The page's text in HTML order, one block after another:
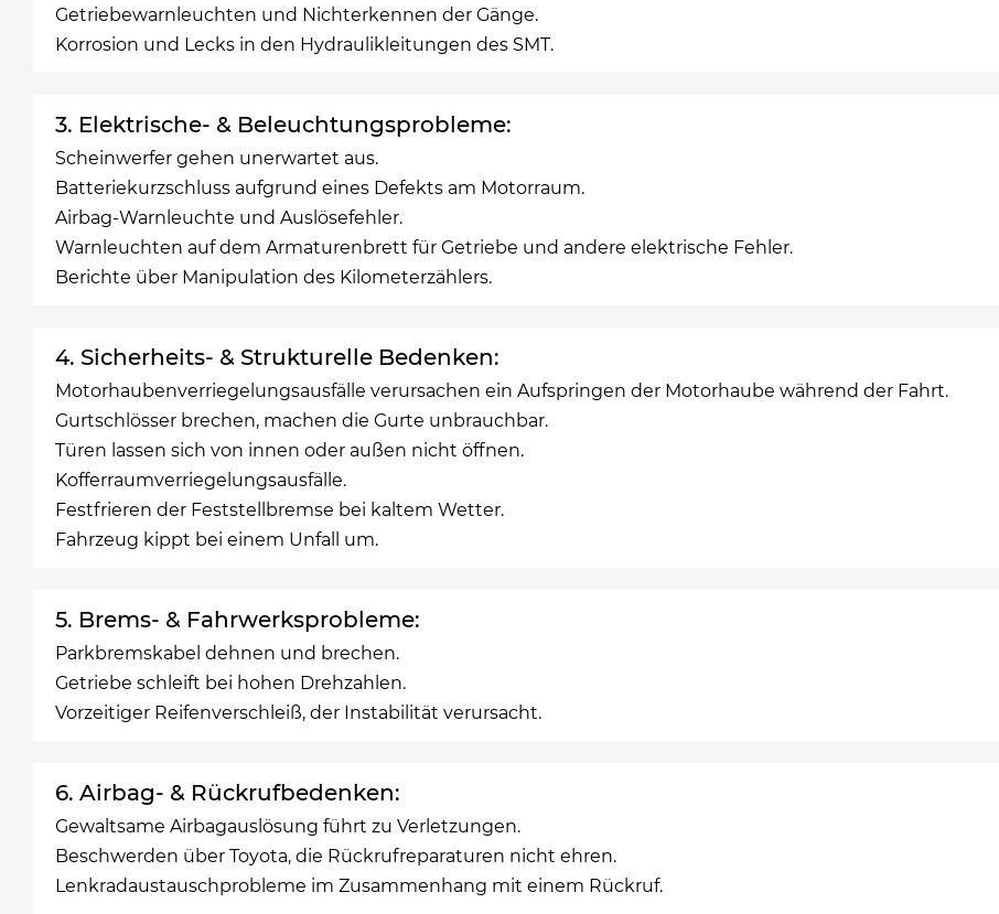
Getriebewarnleuchten und Nichterkennen der Gänge.
Korrosion und Lecks in den Hydraulikleitungen des SMT.
3. Elektrische- & Beleuchtungsprobleme:
Scheinwerfer gehen unerwartet aus.
Batteriekurzschluss aufgrund eines Defekts am Motorraum.
Airbag-Warnleuchte und Auslösefehler.
Warnleuchten auf dem Armaturenbrett für Getriebe und andere elektrische Fehler.
Berichte über Manipulation des Kilometerzählers.
4. Sicherheits- & Strukturelle Bedenken:
Motorhaubenverriegelungsausfälle verursachen ein Aufspringen der Motorhaube während der Fahrt.
Gurtschlösser brechen, machen die Gurte unbrauchbar.
Türen lassen sich von innen oder außen nicht öffnen.
Kofferraumverriegelungsausfälle.
Festfrieren der Feststellbremse bei kaltem Wetter.
Fahrzeug kippt bei einem Unfall um.
5. Brems- & Fahrwerksprobleme:
Parkbremskabel dehnen und brechen.
Getriebe schleift bei hohen Drehzahlen.
Vorzeitiger Reifenverschleiß, der Instabilität verursacht.
6. Airbag- & Rückrufbedenken:
Gewaltsame Airbagauslösung führt zu Verletzungen.
Beschwerden über Toyota, die Rückrufreparaturen nicht ehren.
Lenkradaustauschprobleme im Zusammenhang mit einem Rückruf.